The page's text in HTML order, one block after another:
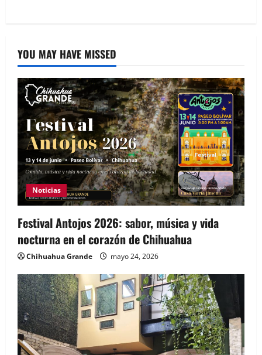
YOU MAY HAVE MISSED
Noticias
Festival Antojos 2026: sabor, música y vida
nocturna en el corazón de Chihuahua
Chihuahua Grande mayo 24, 2026